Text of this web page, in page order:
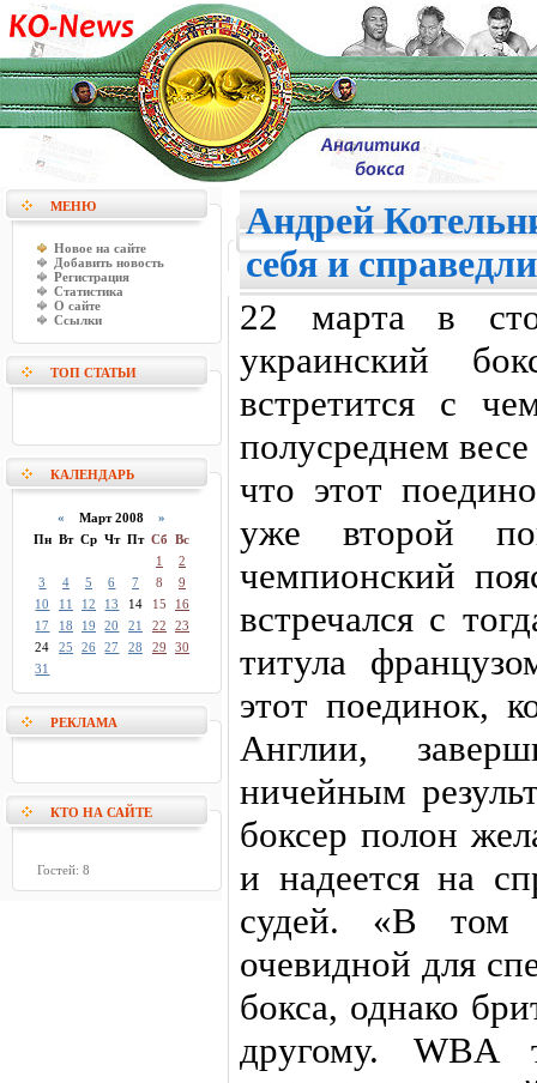
МЕНЮ
Новое на сайте
Добавить новость
Регистрация
Статистика
О сайте
Ссылки
ТОП СТАТЬИ
КАЛЕНДАРЬ
« Март 2008 »
Пн Вт Ср Чт Пт Сб Вс
1
2
3
4 5 6 7 8
9
10
11 12 13 14 15
16
17
18 19 20 21 22
23
24
25 26 27 28 29
30
31
РЕКЛАМА
КТО НА САЙТЕ
Гостей: 8
Андрей
себя и
22 марта в
украинский
встретится с
полусреднем
что этот
уже второй
чемпионский
встречался с
титула
этот поединок,
Англии,
ничейным
боксер полон
и надеется на
судей. «В том
очевидной для
бокса, однако
другому. WBA